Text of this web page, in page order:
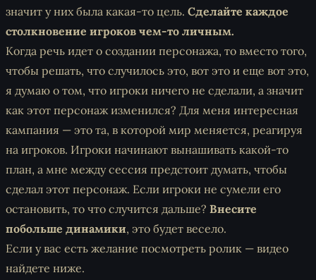
значит у них была какая-то цель. Сделайте каждое
столкновение игроков чем-то личным.
Когда речь идет о создании персонажа, то вместо того,
чтобы решать, что случилось это, вот это и еще вот это,
я думаю о том, что игроки ничего не сделали, а значит
как этот персонаж изменился? Для меня интересная
кампания — это та, в которой мир меняется, реагируя
на игроков. Игроки начинают вынашивать какой-то
план, а мне между сессия предстоит думать, чтобы
сделал этот персонаж. Если игроки не сумели его
остановить, то что случится дальше? Внесите
побольше динамики, это будет весело.
Если у вас есть желание посмотреть ролик — видео
найдете ниже.